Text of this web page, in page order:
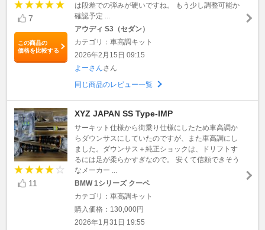
7
この商品の
価格を比較する
は段差での弾みが硬いですね。 もう少し調整可能か
確認予定 ...
アウディ S3（セダン）
カテゴリ：車高調キット
2026年2月15日 09:15
よーさんさん
同じ商品のレビュー一覧
11
XYZ JAPAN SS Type-IMP
サーキット仕様から街乗り仕様にしたため車高調か
らダウンサスにしていたのですが、また車高調にし
ました。ダウンサス＋純正ショックは、ドリフトす
るには足が柔らかすぎなので。 安くて信頼できそう
なメーカー ...
BMW 1シリーズ クーペ
カテゴリ：車高調キット
購入価格：130,000円
2026年1月31日 19:55